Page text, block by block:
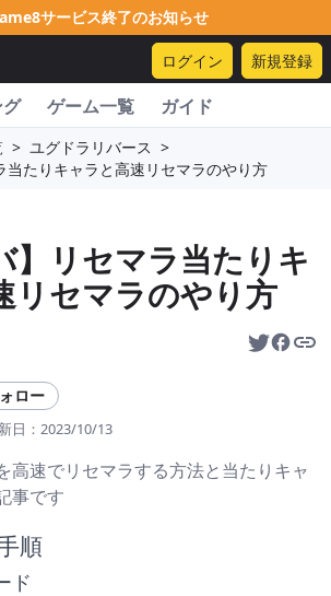
サービス終了のお知らせ
ログイン 新規登録
ゲーム一覧 ガイド
> ユグドラリバース >
当たりキャラと高速リセマラのやり方
】リセマラ当たりキ
リセマラのやり方
ロー
日： 2023/10/13
高速でリセマラする方法と当たりキャ
事です
順
ド